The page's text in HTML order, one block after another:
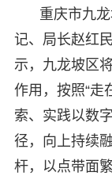
重庆市九
记、局长赵红
示，九龙坡区
作用，按照“走
索、实践以数
径，向上持续
杆，以点带面